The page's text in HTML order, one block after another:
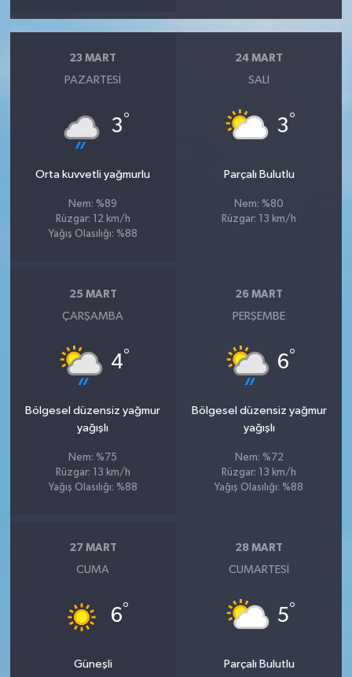
23 MART
PAZARTESI
3°
Orta kuvvetli yağmurlu
Nem: %89
Rüzgar: 12 km/h
Yağış Olasılığı: %88
24 MART
SALI
3°
Parçalı Bulutlu
Nem: %80
Rüzgar: 13 km/h
25 MART
ÇARŞAMBA
4°
Bölgesel düzensiz yağmur
yağışlı
Nem: %75
Rüzgar: 13 km/h
Yağış Olasılığı: %88
26 MART
PERŞEMBE
6°
Bölgesel düzensiz yağmur
yağışlı
Nem: %72
Rüzgar: 13 km/h
Yağış Olasılığı: %88
27 MART
CUMA
6°
Güneşli
28 MART
CUMARTESI
5°
Parçalı Bulutlu